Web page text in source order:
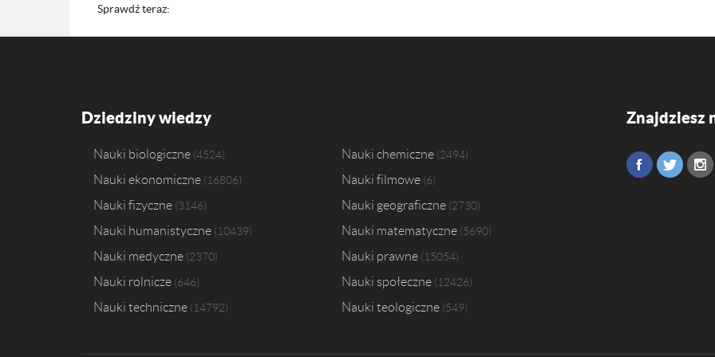
Sprawdź teraz:
Dziedziny wiedzy
Nauki biologiczne 4524 Nauki chemiczne 2494
Nauki ekonomiczne 16806 Nauki filmowe 6
Nauki fizyczne 3146 Nauki geograficzne 2730
Nauki humanistyczne 10439 Nauki matematyczne 5690
Nauki medyczne 2370 Nauki prawne 15054
Nauki rolnicze 646 Nauki społeczne 12426
Nauki techniczne 14792 Nauki teologiczne 549
Znajdziesz